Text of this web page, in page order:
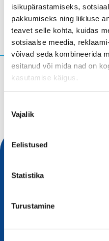
isikupärastamiseks,
pakkumiseks ning liikluse
teavet selle kohta, kuidas
sotsiaalse meedia,
võivad seda kombineerida
esitanud või mida nad on
kasutamise käigus.
valik
Vajalik
Eelistused
Statistika
Turustamine
Mida te otsite?